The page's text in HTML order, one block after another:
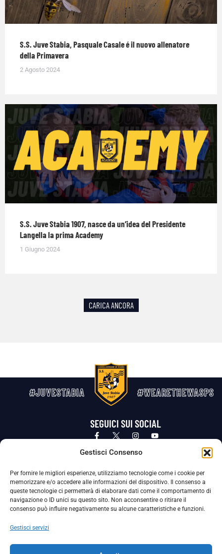
Gestisci Consenso
Per fornire le migliori esperienze, utilizziamo tecnologie come i cookie per
memorizzare e/o accedere alle informazioni del dispositivo. Il consenso a
queste tecnologie ci permetterà di elaborare dati come il comportamento di
navigazione o ID unici su questo sito. Non acconsentire o ritirare il
consenso può influire negativamente su alcune caratteristiche e funzioni.
Gestisci servizi
S.S. Juve Stabia, Pasquale Casale é il nuovo allenatore
della Primavera
2 Agosto 2024
S.S. Juve Stabia 1907, nasce da un’idea del Presidente
Langella la prima Academy
1 Giugno 2024
CARICA ANCORA
#JUVESTABIA #WEARETHEWASPS
SEGUICI SUI SOCIAL
Privacy Policy Cookie Policy
La Società ha nominato il Responsabile della Protezione dei Dati Personali (DPO), figura specializzata che vigila sulle modalità
adottate dalla nostra Società per tutelare i Suoi dati personali.
Per contattare il DPO può scrivere a